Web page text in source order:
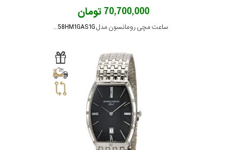
70,700,000 تومان
ساعت مچی رومانسون مدل TM3258HM1GAS1G